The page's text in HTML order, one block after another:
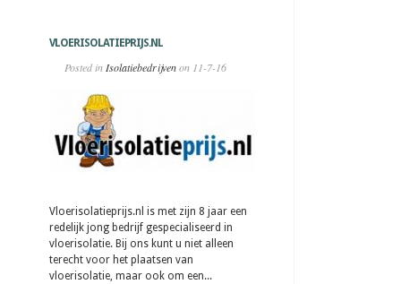
VLOERISOLATIEPRIJS.NL
Posted in Isolatiebedrijvenon 11-7-16
Vloerisolatieprijs.nl is met zijn 8 jaar een
redelijk jong bedrijf gespecialiseerd in
vloerisolatie. Bij ons kunt u niet alleen
terecht voor het plaatsen van
vloerisolatie, maar ook om een...